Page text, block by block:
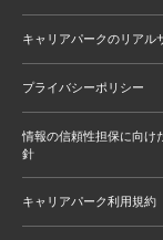
キャリアパークのリアル
プライバシーポリシー
情報の信頼性担保に向け
針
キャリアパーク利用規約